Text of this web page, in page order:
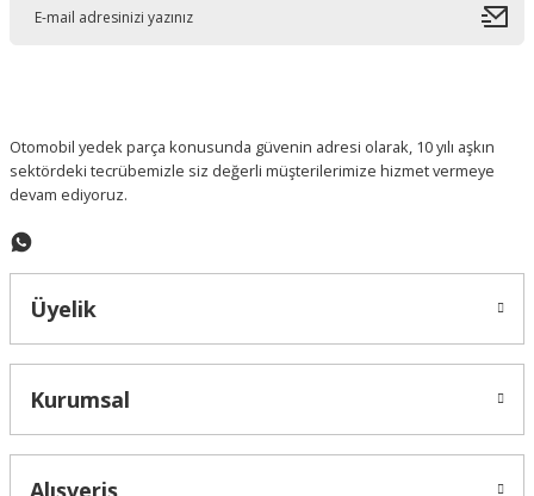
Otomobil yedek parça konusunda güvenin adresi olarak, 10 yılı aşkın
sektördeki tecrübemizle siz değerli müşterilerimize hizmet vermeye
devam ediyoruz.
Üyelik
Kurumsal
Alışveriş